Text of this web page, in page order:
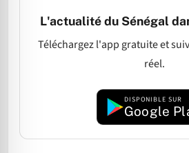
L'actualité du Sénégal
Téléchargez l'app gratuite et
réel.
DISPONIBLE SUR
Google